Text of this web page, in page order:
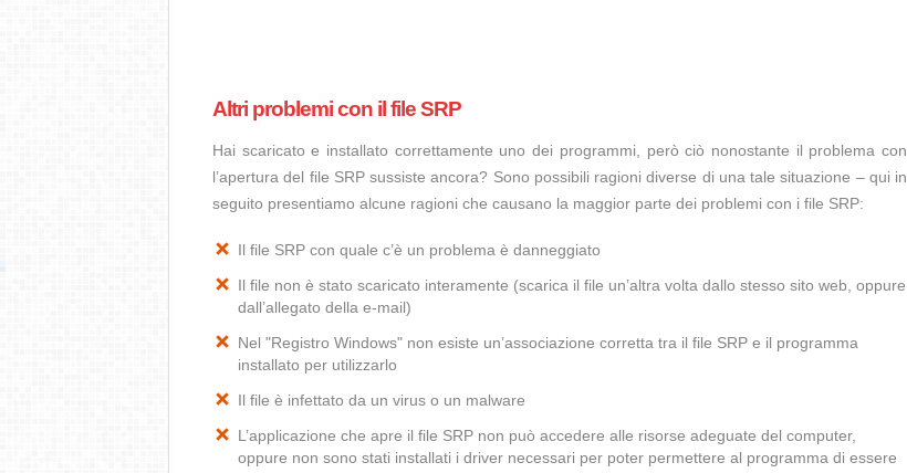
Altri problemi con il file SRP
Hai scaricato e installato correttamente uno dei programmi, però ciò nonostante il problema con
l’apertura del file SRP sussiste ancora? Sono possibili ragioni diverse di una tale situazione – qui in
seguito presentiamo alcune ragioni che causano la maggior parte dei problemi con i file SRP:
Il file SRP con quale c’è un problema è danneggiato
Il file non è stato scaricato interamente (scarica il file un’altra volta dallo stesso sito web, oppure
dall’allegato della e-mail)
Nel "Registro Windows" non esiste un’associazione corretta tra il file SRP e il programma
installato per utilizzarlo
Il file è infettato da un virus o un malware
L’applicazione che apre il file SRP non può accedere alle risorse adeguate del computer,
oppure non sono stati installati i driver necessari per poter permettere al programma di essere